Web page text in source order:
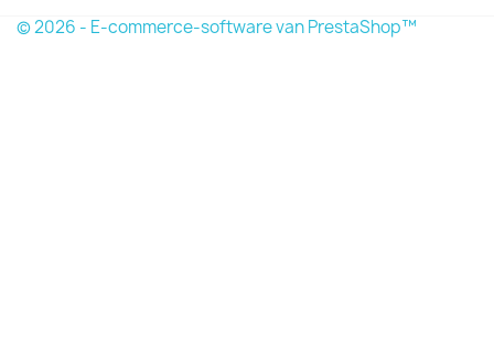
© 2026 - E-commerce-software van PrestaShop™